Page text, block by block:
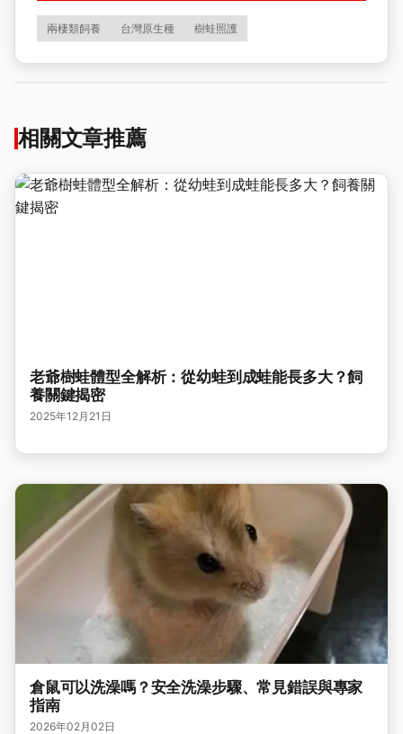
兩棲類飼養 台灣原生種 樹蛙照護
相關文章推薦
老爺樹蛙體型全解析：從幼蛙到成蛙能長多大？飼
養關鍵揭密
2025年12月21日
倉鼠可以洗澡嗎？安全洗澡步驟、常見錯誤與專家
指南
2026年02月02日